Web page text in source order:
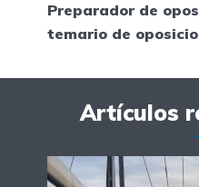
Preparador de
temario de
Artículos